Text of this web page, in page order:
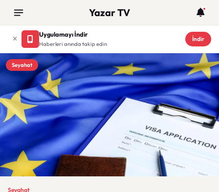
Yazar TV
Uygulamayı İndir
Haberleri anında takip edin
İndir
Seyahat
Seyahat